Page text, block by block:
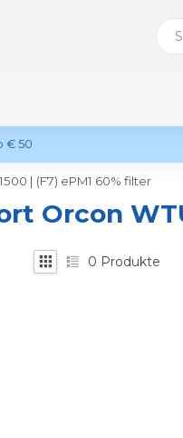
€ 50
| (F7) ePM1 60% filter
Orcon
0 Produkte